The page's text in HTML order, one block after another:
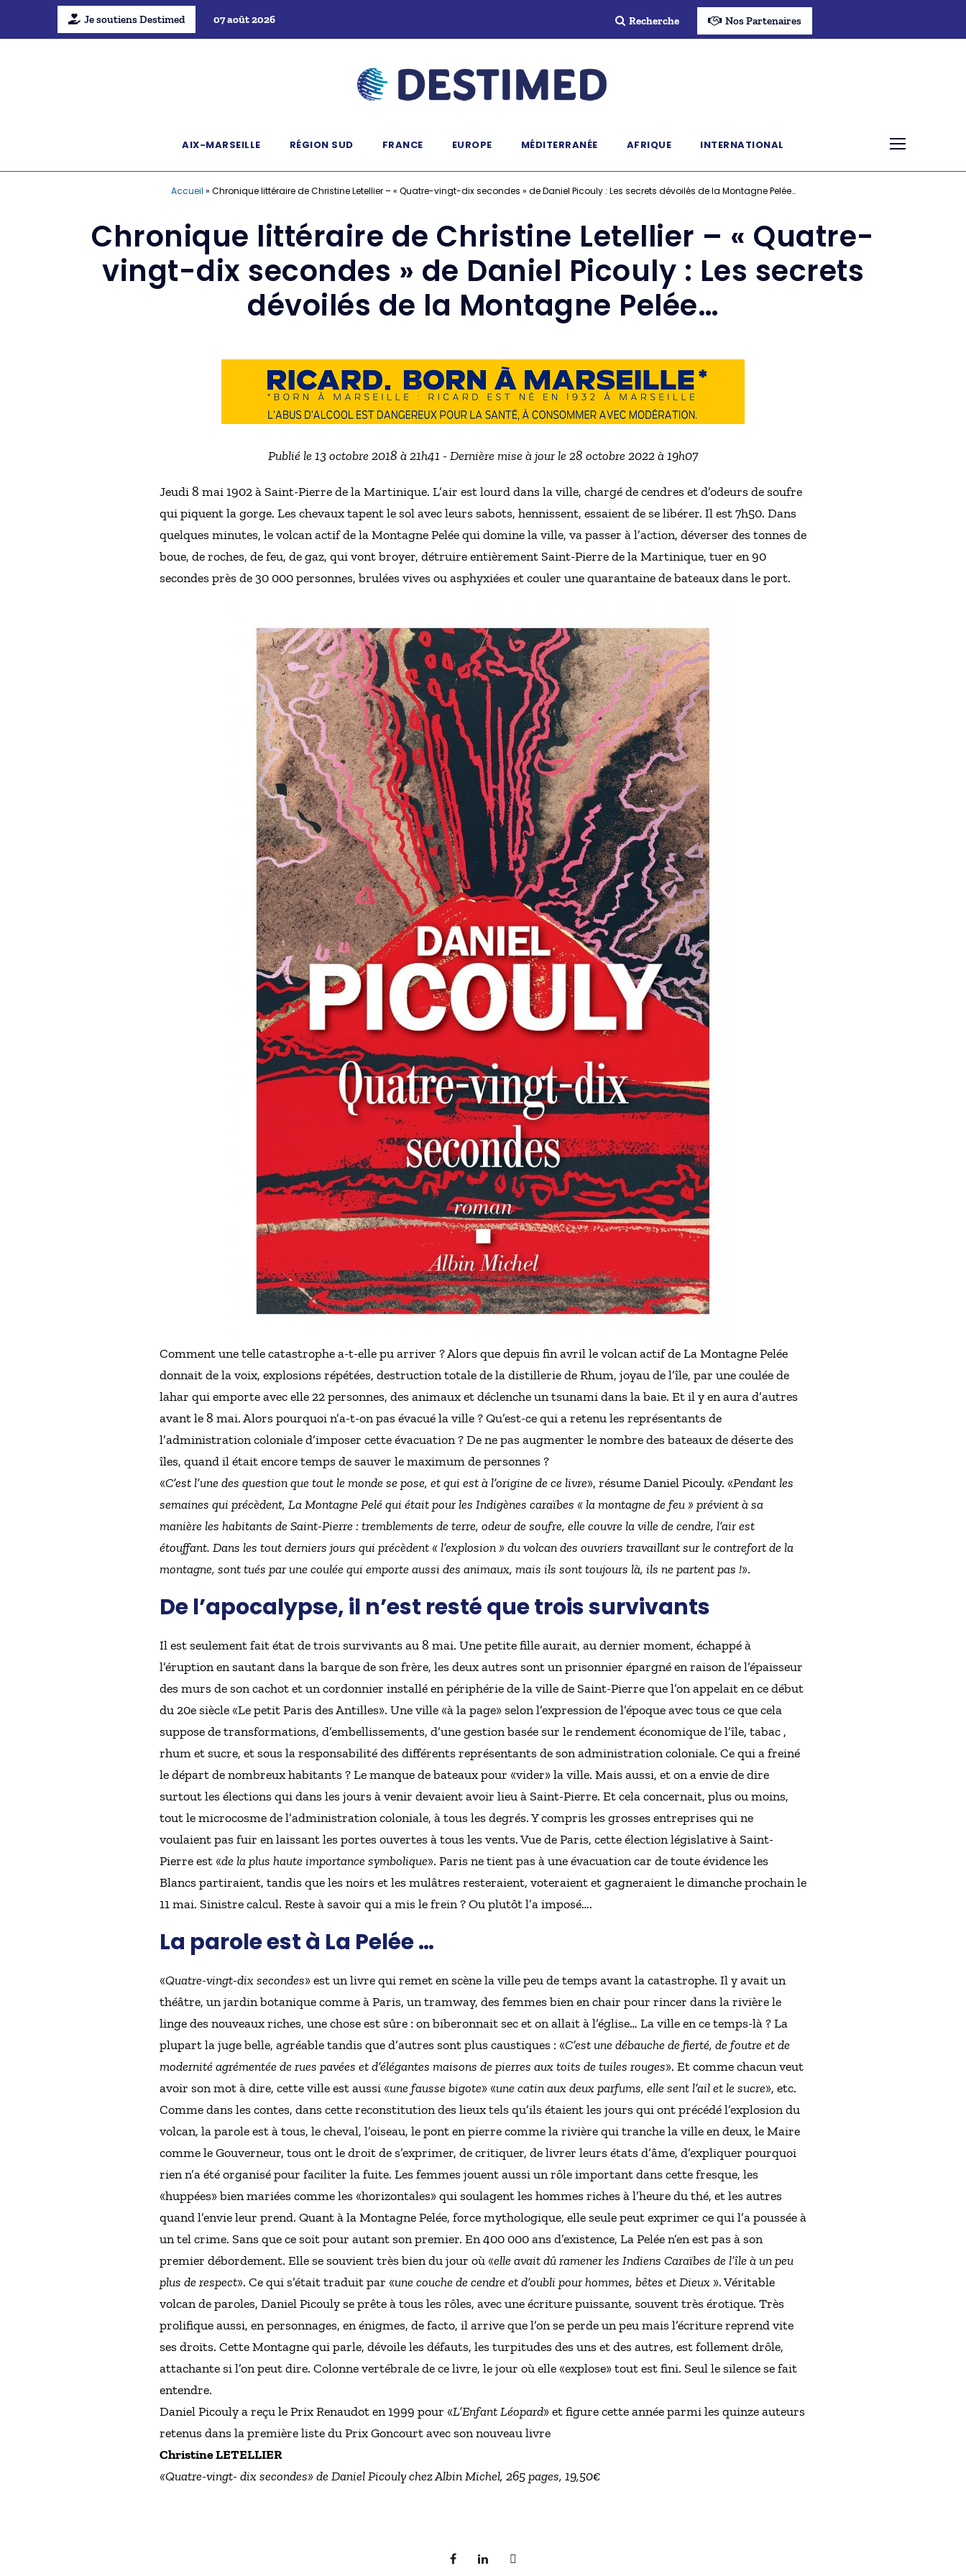
Je soutiens Destimed 07 août 2026 Recherche Nos Partenaires
AIX-MARSEILLE RÉGION SUD FRANCE EUROPE MÉDITERRANÉE AFRIQUE INTERNATIONAL
Accueil » Chronique littéraire de Christine Letellier – « Quatre-vingt-dix secondes » de Daniel Picouly : Les secrets dévoilés de la Montagne Pelée…
Chronique littéraire de Christine Letellier – « Quatre-
vingt-dix secondes » de Daniel Picouly : Les secrets
dévoilés de la Montagne Pelée…
Publié le 13 octobre 2018 à 21h41 - Dernière mise à jour le 28 octobre 2022 à 19h07
Jeudi 8 mai 1902 à Saint-Pierre de la Martinique. L’air est lourd dans la ville, chargé de cendres et d’odeurs de soufre
qui piquent la gorge. Les chevaux tapent le sol avec leurs sabots, hennissent, essaient de se libérer. Il est 7h50. Dans
quelques minutes, le volcan actif de la Montagne Pelée qui domine la ville, va passer à l’action, déverser des tonnes de
boue, de roches, de feu, de gaz, qui vont broyer, détruire entièrement Saint-Pierre de la Martinique, tuer en 90
secondes près de 30 000 personnes, brulées vives ou asphyxiées et couler une quarantaine de bateaux dans le port.
Comment une telle catastrophe a-t-elle pu arriver ? Alors que depuis fin avril le volcan actif de La Montagne Pelée
donnait de la voix, explosions répétées, destruction totale de la distillerie de Rhum, joyau de l’île, par une coulée de
lahar qui emporte avec elle 22 personnes, des animaux et déclenche un tsunami dans la baie. Et il y en aura d’autres
avant le 8 mai. Alors pourquoi n’a-t-on pas évacué la ville ? Qu’est-ce qui a retenu les représentants de
l’administration coloniale d’imposer cette évacuation ? De ne pas augmenter le nombre des bateaux de déserte des
îles, quand il était encore temps de sauver le maximum de personnes ?
«C’est l’une des question que tout le monde se pose, et qui est à l’origine de ce livre», résume Daniel Picouly. «Pendant les
semaines qui précèdent, La Montagne Pelé qui était pour les Indigènes caraïbes « la montagne de feu » prévient à sa
manière les habitants de Saint-Pierre : tremblements de terre, odeur de soufre, elle couvre la ville de cendre, l’air est
étouffant. Dans les tout derniers jours qui précèdent « l’explosion » du volcan des ouvriers travaillant sur le contrefort de la
montagne, sont tués par une coulée qui emporte aussi des animaux, mais ils sont toujours là, ils ne partent pas !».
De l’apocalypse, il n’est resté que trois survivants
Il est seulement fait état de trois survivants au 8 mai. Une petite fille aurait, au dernier moment, échappé à
l’éruption en sautant dans la barque de son frère, les deux autres sont un prisonnier épargné en raison de l’épaisseur
des murs de son cachot et un cordonnier installé en périphérie de la ville de Saint-Pierre que l’on appelait en ce début
du 20e siècle «Le petit Paris des Antilles». Une ville «à la page» selon l’expression de l’époque avec tous ce que cela
suppose de transformations, d’embellissements, d’une gestion basée sur le rendement économique de l’île, tabac ,
rhum et sucre, et sous la responsabilité des différents représentants de son administration coloniale. Ce qui a freiné
le départ de nombreux habitants ? Le manque de bateaux pour «vider» la ville. Mais aussi, et on a envie de dire
surtout les élections qui dans les jours à venir devaient avoir lieu à Saint-Pierre. Et cela concernait, plus ou moins,
tout le microcosme de l’administration coloniale, à tous les degrés. Y compris les grosses entreprises qui ne
voulaient pas fuir en laissant les portes ouvertes à tous les vents. Vue de Paris, cette élection législative à Saint-
Pierre est «de la plus haute importance symbolique». Paris ne tient pas à une évacuation car de toute évidence les
Blancs partiraient, tandis que les noirs et les mulâtres resteraient, voteraient et gagneraient le dimanche prochain le
11 mai. Sinistre calcul. Reste à savoir qui a mis le frein ? Ou plutôt l’a imposé….
La parole est à La Pelée …
«Quatre-vingt-dix secondes» est un livre qui remet en scène la ville peu de temps avant la catastrophe. Il y avait un
théâtre, un jardin botanique comme à Paris, un tramway, des femmes bien en chair pour rincer dans la rivière le
linge des nouveaux riches, une chose est sûre : on biberonnait sec et on allait à l’église… La ville en ce temps-là ? La
plupart la juge belle, agréable tandis que d’autres sont plus caustiques : «C’est une débauche de fierté, de foutre et de
modernité agrémentée de rues pavées et d’élégantes maisons de pierres aux toits de tuiles rouges». Et comme chacun veut
avoir son mot à dire, cette ville est aussi «une fausse bigote» «une catin aux deux parfums, elle sent l’ail et le sucre», etc.
Comme dans les contes, dans cette reconstitution des lieux tels qu’ils étaient les jours qui ont précédé l’explosion du
volcan, la parole est à tous, le cheval, l’oiseau, le pont en pierre comme la rivière qui tranche la ville en deux, le Maire
comme le Gouverneur, tous ont le droit de s’exprimer, de critiquer, de livrer leurs états d’âme, d’expliquer pourquoi
rien n’a été organisé pour faciliter la fuite. Les femmes jouent aussi un rôle important dans cette fresque, les
«huppées» bien mariées comme les «horizontales» qui soulagent les hommes riches à l’heure du thé, et les autres
quand l’envie leur prend. Quant à la Montagne Pelée, force mythologique, elle seule peut exprimer ce qui l’a poussée à
un tel crime. Sans que ce soit pour autant son premier. En 400 000 ans d’existence, La Pelée n’en est pas à son
premier débordement. Elle se souvient très bien du jour où «elle avait dû ramener les Indiens Caraïbes de l’île à un peu
plus de respect». Ce qui s’était traduit par «une couche de cendre et d’oubli pour hommes, bêtes et Dieux ». Véritable
volcan de paroles, Daniel Picouly se prête à tous les rôles, avec une écriture puissante, souvent très érotique. Très
prolifique aussi, en personnages, en énigmes, de facto, il arrive que l’on se perde un peu mais l’écriture reprend vite
ses droits. Cette Montagne qui parle, dévoile les défauts, les turpitudes des uns et des autres, est follement drôle,
attachante si l’on peut dire. Colonne vertébrale de ce livre, le jour où elle «explose» tout est fini. Seul le silence se fait
entendre.
Daniel Picouly a reçu le Prix Renaudot en 1999 pour «L’Enfant Léopard» et figure cette année parmi les quinze auteurs
retenus dans la première liste du Prix Goncourt avec son nouveau livre
Christine LETELLIER
«Quatre-vingt- dix secondes» de Daniel Picouly chez Albin Michel, 265 pages, 19,50€